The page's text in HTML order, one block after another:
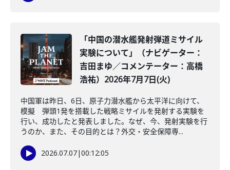
「中国の潜水艦発射弾道ミサイル
実験について」（ナビゲーター：
吉田まゆ／コメンテーター：高橋
浩祐）2026年7月7日(火)
中国軍は昨日、6日、原子力潜水艦から太平洋に向けて、
模擬 弾頭1発を搭載した戦略ミサイルを発射する実験を
行い、成功したと発表しました。なぜ、今、発射実験を行
うのか、また、その目的とは？外交・安全保障専...
2026.07.07|00:12:05